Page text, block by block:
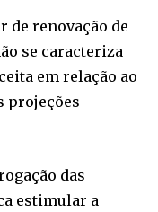
de renovação de
se caracteriza
em relação ao
projeções
das
estimular a